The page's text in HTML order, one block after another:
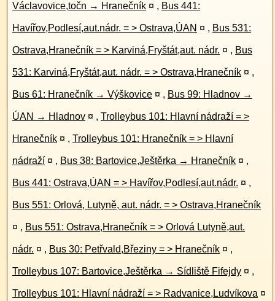
Václavovice,točn → Hranečník ¤ , Bus 441:
Havířov,Podlesí,aut.nádr. = > Ostrava,ÚAN ¤ , Bus 531:
Ostrava,Hranečník = > Karviná,Fryštát,aut. nádr. ¤ , Bus
531: Karviná,Fryštát,aut. nádr. = > Ostrava,Hranečník ¤ ,
Bus 61: Hranečník → Výškovice ¤ , Bus 99: Hladnov →
ÚAN → Hladnov ¤ , Trolleybus 101: Hlavní nádraží = >
Hranečník ¤ , Trolleybus 101: Hranečník = > Hlavní
nádraží ¤ , Bus 38: Bartovice,Ještěrka → Hranečník ¤ ,
Bus 441: Ostrava,ÚAN = > Havířov,Podlesí,aut.nádr. ¤ ,
Bus 551: Orlová, Lutyně, aut. nádr. = > Ostrava,Hranečník
¤ , Bus 551: Ostrava,Hranečník = > Orlová Lutyně,aut.
nádr. ¤ , Bus 30: Petřvald,Březiny = > Hranečník ¤ ,
Trolleybus 107: Bartovice,Ještěrka → Sídliště Fifejdy ¤ ,
Trolleybus 101: Hlavní nádraží = > Radvanice,Ludvíkova ¤